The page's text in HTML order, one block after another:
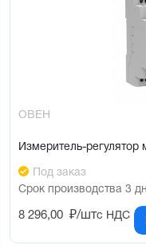
ОВЕН
Измеритель-
Под заказ
Срок производства 3
8 296,00 ₽/штс НДС